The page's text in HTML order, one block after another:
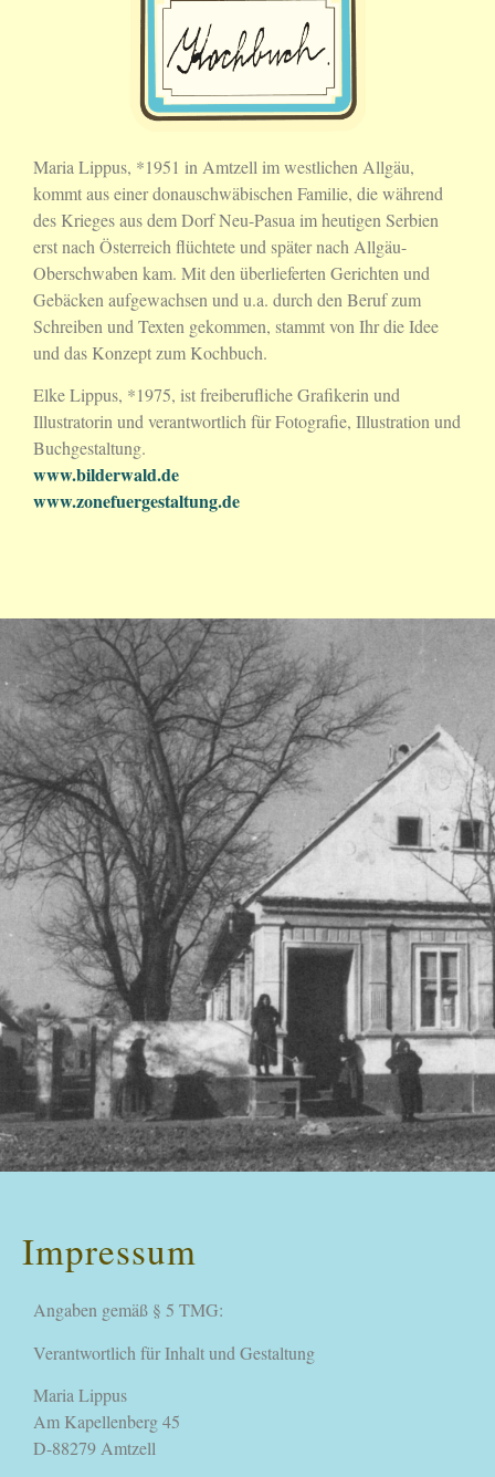
Maria Lippus, *1951 in Amtzell im westlichen Allgäu,
kommt aus einer donauschwäbischen Familie, die während
des Krieges aus dem Dorf Neu-Pasua im heutigen Serbien
erst nach Österreich flüchtete und später nach Allgäu-
Oberschwaben kam. Mit den überlieferten Gerichten und
Gebäcken aufgewachsen und u.a. durch den Beruf zum
Schreiben und Texten gekommen, stammt von Ihr die Idee
und das Konzept zum Kochbuch.
Elke Lippus, *1975, ist freiberufliche Grafikerin und
Illustratorin und verantwortlich für Fotografie, Illustration und
Buchgestaltung.
www.bilderwald.de
www.zonefuergestaltung.de
Impressum
Angaben gemäß § 5 TMG:
Verantwortlich für Inhalt und Gestaltung
Maria Lippus
Am Kapellenberg 45
D-88279 Amtzell